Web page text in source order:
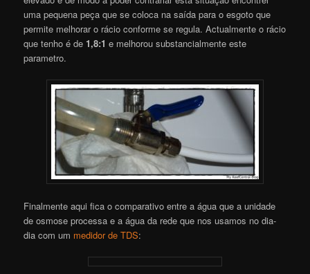
uma pequena peça que se coloca na saída para o esgoto que
permite melhorar o rácio conforme se regula. Actualmente o rácio
que tenho é de 1,8:1 e melhorou substancialmente este
parametro.
Finalmente aqui fica o comparativo entre a água que a unidade
de osmose processa e a água da rede que nos usamos no dia-
dia com um medidor de TDS: